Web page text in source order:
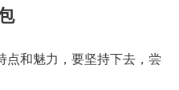
点和魅力，要坚持下去，尝